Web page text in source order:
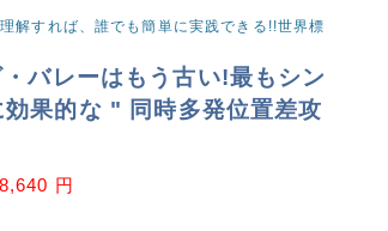
解すれば、誰でも簡単に実践できる!!世界標
バレーはもう古い!最もシン
効果的な " 同時多発位置差攻
8,640 円